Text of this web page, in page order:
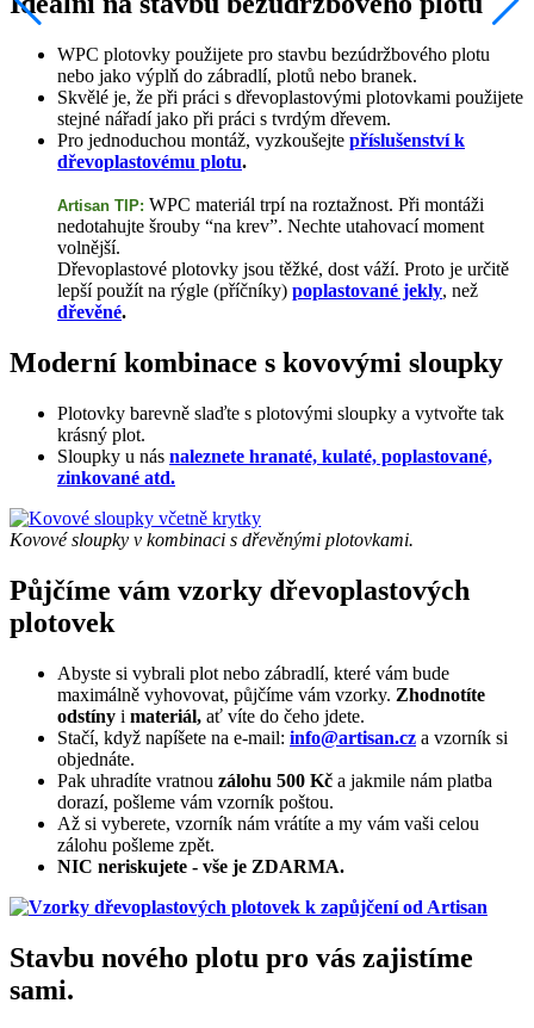
WPC plotovky použijete pro stavbu bezúdržbového plotu
nebo jako výplň do zábradlí, plotů nebo branek.
Skvělé je, že při práci s dřevoplastovými plotovkami použijete
stejné nářadí jako při práci s tvrdým dřevem.
Pro jednoduchou montáž, vyzkoušejte příslušenství k
dřevoplastovému plotu.
Artisan TIP: WPC materiál trpí na roztažnost. Při montáži
nedotahujte šrouby “na krev”. Nechte utahovací moment
volnější.
Dřevoplastové plotovky jsou těžké, dost váží. Proto je určitě
lepší použít na rýgle (příčníky) poplastované jekly, než
dřevěné.
Moderní kombinace s kovovými sloupky
Plotovky barevně slaďte s plotovými sloupky a vytvořte tak
krásný plot.
Sloupky u nás naleznete hranaté, kulaté, poplastované,
zinkované atd.
Kovové sloupky v kombinaci s dřevěnými plotovkami.
Půjčíme vám vzorky dřevoplastových
plotovek
Abyste si vybrali plot nebo zábradlí, které vám bude
maximálně vyhovovat, půjčíme vám vzorky. Zhodnotíte
odstíny i materiál, ať víte do čeho jdete.
Stačí, když napíšete na e-mail: info@artisan.cz a vzorník si
objednáte.
Pak uhradíte vratnou zálohu 500 Kč a jakmile nám platba
dorazí, pošleme vám vzorník poštou.
Až si vyberete, vzorník nám vrátíte a my vám vaši celou
zálohu pošleme zpět.
NIC neriskujete - vše je ZDARMA.
Stavbu nového plotu pro vás zajistíme
sami.